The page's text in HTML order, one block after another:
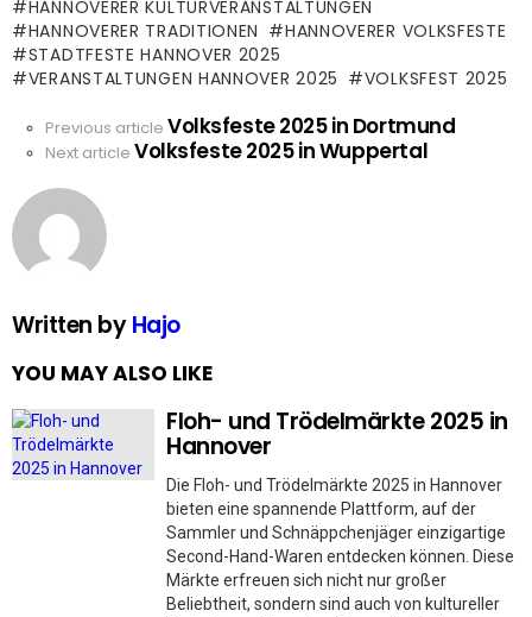
HANNOVERER KULTURVERANSTALTUNGEN
HANNOVERER TRADITIONEN
HANNOVERER VOLKSFESTE
STADTFESTE HANNOVER 2025
VERANSTALTUNGEN HANNOVER 2025
VOLKSFEST 2025
See
more
Previous article Volksfeste 2025 in Dortmund
Next article Volksfeste 2025 in Wuppertal
Written byHajo
YOU MAY ALSO LIKE
Floh- und Trödelmärkte 2025 in
Hannover
Die Floh- und Trödelmärkte 2025 in Hannover
bieten eine spannende Plattform, auf der
Sammler und Schnäppchenjäger einzigartige
Second-Hand-Waren entdecken können. Diese
Märkte erfreuen sich nicht nur großer
Beliebtheit, sondern sind auch von kultureller